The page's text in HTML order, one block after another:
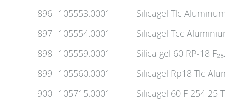
896 105553.0001
Sılıcagel Tlc
897 105554.0001
Sılıcagel Tcc
898
105559.0001
Silica gel 60 RP-18
899
105560.0001
Sılıcagel Rp18 Tlc
900 105715.0001
Sılıcagel 60 F 254 25